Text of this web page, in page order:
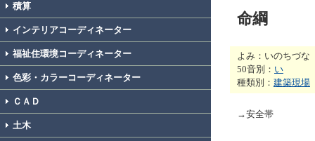
積算
インテリアコーディネーター
福祉住環境コーディネーター
色彩・カラーコーディネーター
ＣＡＤ
土木
命綱
よみ：いのちづな
50音別： い
種類別： 建築現場
→安全帯